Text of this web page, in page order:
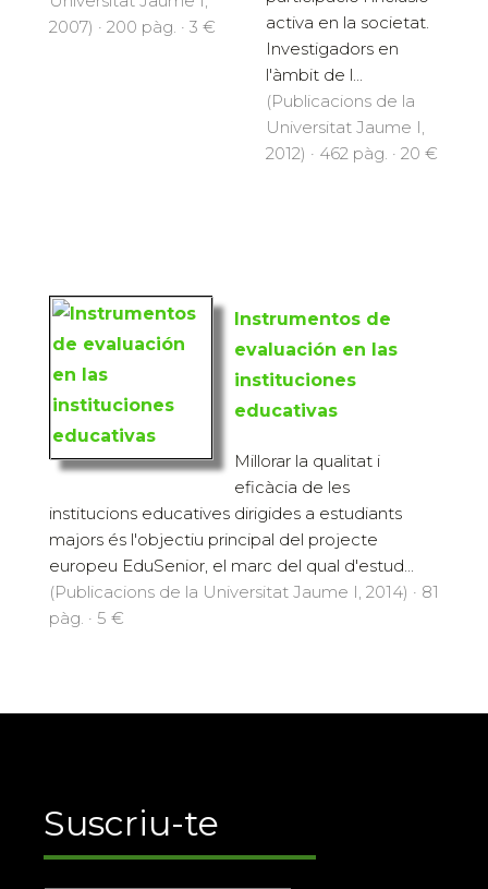
2007) · 200 pàg. · 3 €
activa en la societat.
Investigadors en
l'àmbit de l...
(Publicacions de la
Universitat Jaume I,
2012) · 462 pàg. · 20 €
Instrumentos de
evaluación en las
instituciones
educativas
Millorar la qualitat i
eficàcia de les
institucions educatives dirigides a estudiants
majors és l'objectiu principal del projecte
europeu EduSenior, el marc del qual d'estud...
(Publicacions de la Universitat Jaume I, 2014) · 81
pàg. · 5 €
Suscriu-te